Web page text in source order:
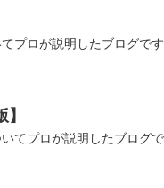
てプロが説明したブログ
いてプロが説明したブロ